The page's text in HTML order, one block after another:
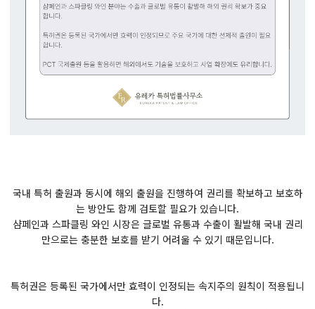
국내 특허 출원과 동시에 해외 출원을 진행하여 권리를 확보하고 보호하
는 방안도 함께 검토할 필요가 있습니다.
샴페인과 스파클링 와인 시장은 글로벌 유통과 수출이 활발해 국내 권리
만으로는 충분한 보호를 받기 어려울 수 있기 때문입니다.
특허권은 등록된 국가에서만 효력이 인정되는 속지주의 원칙이 적용됩니
다.